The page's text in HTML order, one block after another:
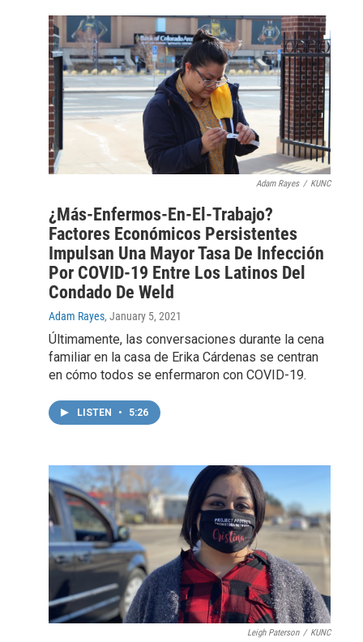
Adam Rayes / KUNC
¿Más-Enfermos-En-El-Trabajo?
Factores Económicos Persistentes
Impulsan Una Mayor Tasa De Infección
Por COVID-19 Entre Los Latinos Del
Condado De Weld
Adam Rayes, January 5, 2021
Últimamente, las conversaciones durante la cena
familiar en la casa de Erika Cárdenas se centran
en cómo todos se enfermaron con COVID-19.
LISTEN • 5:26
Leigh Paterson / KUNC